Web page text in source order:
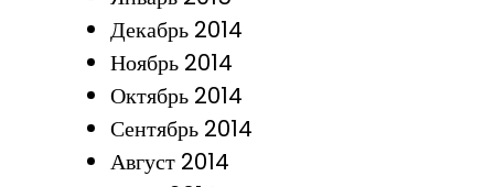
Декабрь 2014
Ноябрь 2014
Октябрь 2014
Сентябрь 2014
Август 2014